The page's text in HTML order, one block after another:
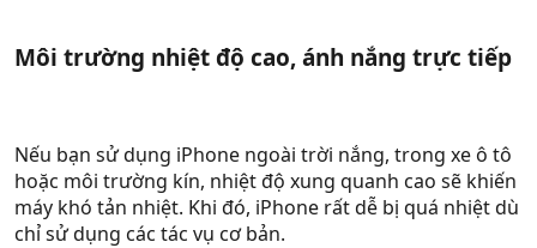
Môi trường nhiệt độ cao, ánh nắng trực tiếp​
Nếu bạn sử dụng iPhone ngoài trời nắng, trong xe ô tô
hoặc môi trường kín, nhiệt độ xung quanh cao sẽ khiến
máy khó tản nhiệt. Khi đó, iPhone rất dễ bị quá nhiệt dù
chỉ sử dụng các tác vụ cơ bản.